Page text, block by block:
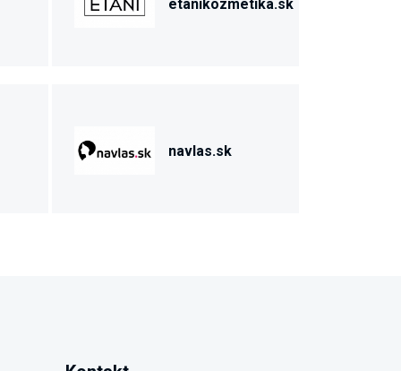
etanikozmetika.sk
navlas.sk